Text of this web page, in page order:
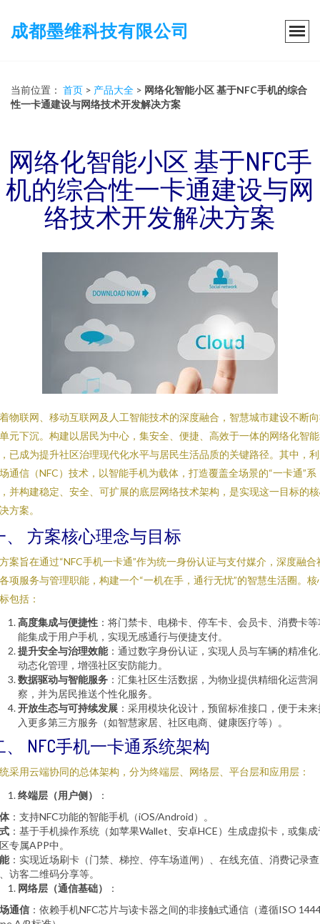
成都墨维科技有限公司
当前位置： 首页 > 产品大全 > 网络化智能小区 基于NFC手机的综合
性一卡通建设与网络技术开发解决方案
网络化智能小区 基于NFC手
机的综合性一卡通建设与网
络技术开发解决方案
物联网、移动互联网及人工智能技术的深度融合，智慧城市建设不断
元下沉。构建以居民为中心，集安全、便捷、高效于一体的网络化智
已成为提升社区治理现代化水平与居民生活品质的关键路径。其中，
通信（NFC）技术，以智能手机为载体，打造覆盖全场景的“一卡通”系
并构建稳定、安全、可扩展的底层网络技术架构，是实现这一目标的
方案。
、 方案核心理念与目标
案旨在通过“NFC手机一卡通”作为统一身份认证与支付媒介，深度融合
项服务与管理职能，构建一个“一机在手，通行无忧”的智慧生活圈。核
包括：
高度集成与便捷性 ：将门禁卡、电梯卡、停车卡、会员卡、消费卡
能集成于用户手机，实现无感通行与便捷支付。
提升安全与治理效能：通过数字身份认证，实现人员与车辆的精准化
动态化管理，增强社区安防能力。
数据驱动与智能服务 ：汇集社区生活数据，为物业提供精细化运营洞
察，并为居民推送个性化服务。
开放生态与可持续发展 ：采用模块化设计，预留标准接口，便于未
入更多第三方服务（如智慧家居、社区电商、健康医疗等）。
、 NFC手机一卡通系统架构
采用云端协同的总体架构，分为终端层、网络层、平台层和应用层：
终端层（用户侧）
：
：支持NFC功能的智能手机（iOS/Android）。
：基于手机操作系统（如苹果Wallet、安卓HCE）生成虚拟卡，或集成
专属APP中。
：实现近场刷卡（门禁、梯控、停车场道闸）、在线充值、消费记录查
访客二维码分享等。
网络层（通信基础）
：
通信 ：依赖手机NFC芯片与读卡器之间的非接触式通信（遵循ISO